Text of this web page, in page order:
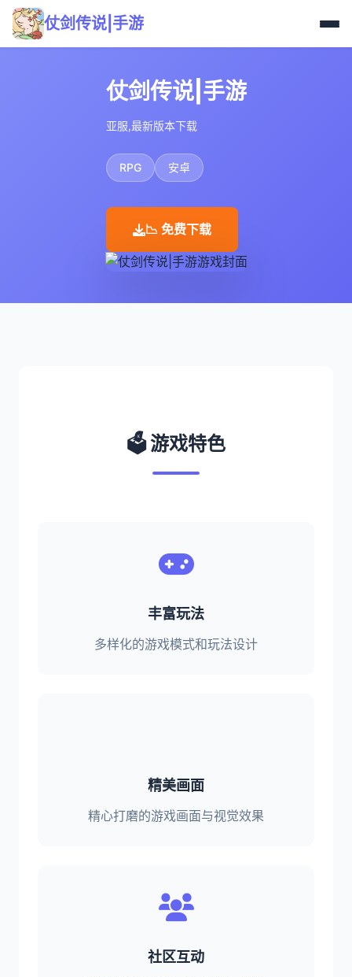
仗剑传说|手游
仗剑传说|手游
亚服,最新版本下载
RPG 安卓
📉 免费下载
🗳️ 游戏特色
丰富玩法
多样化的游戏模式和玩法设计
精美画面
精心打磨的游戏画面与视觉效果
社区互动